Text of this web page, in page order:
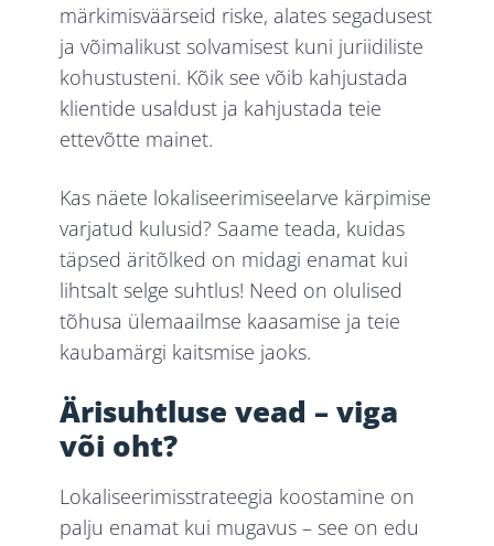
märkimisväärseid riske, alates segadusest
ja võimalikust solvamisest kuni juriidiliste
kohustusteni. Kõik see võib kahjustada
klientide usaldust ja kahjustada teie
ettevõtte mainet.
Kas näete lokaliseerimiseelarve kärpimise
varjatud kulusid? Saame teada, kuidas
täpsed äritõlked on midagi enamat kui
lihtsalt selge suhtlus! Need on olulised
tõhusa ülemaailmse kaasamise ja teie
kaubamärgi kaitsmise jaoks.
Ärisuhtluse vead – viga
või oht?
Lokaliseerimisstrateegia koostamine on
palju enamat kui mugavus – see on edu